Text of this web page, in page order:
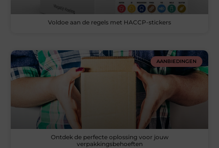
Voldoe aan de regels met HACCP-stickers
AANBIEDINGEN
Ontdek de perfecte oplossing voor jouw
verpakkingsbehoeften